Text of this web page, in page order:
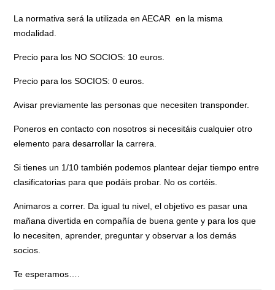
La normativa será la utilizada en AECAR en la misma
modalidad.
Precio para los NO SOCIOS: 10 euros.
Precio para los SOCIOS: 0 euros.
Avisar previamente las personas que necesiten transponder.
Poneros en contacto con nosotros si necesitáis cualquier otro
elemento para desarrollar la carrera.
Si tienes un 1/10 también podemos plantear dejar tiempo entre
clasificatorias para que podáis probar. No os cortéis.
Animaros a correr. Da igual tu nivel, el objetivo es pasar una
mañana divertida en compañía de buena gente y para los que
lo necesiten, aprender, preguntar y observar a los demás
socios.
Te esperamos….